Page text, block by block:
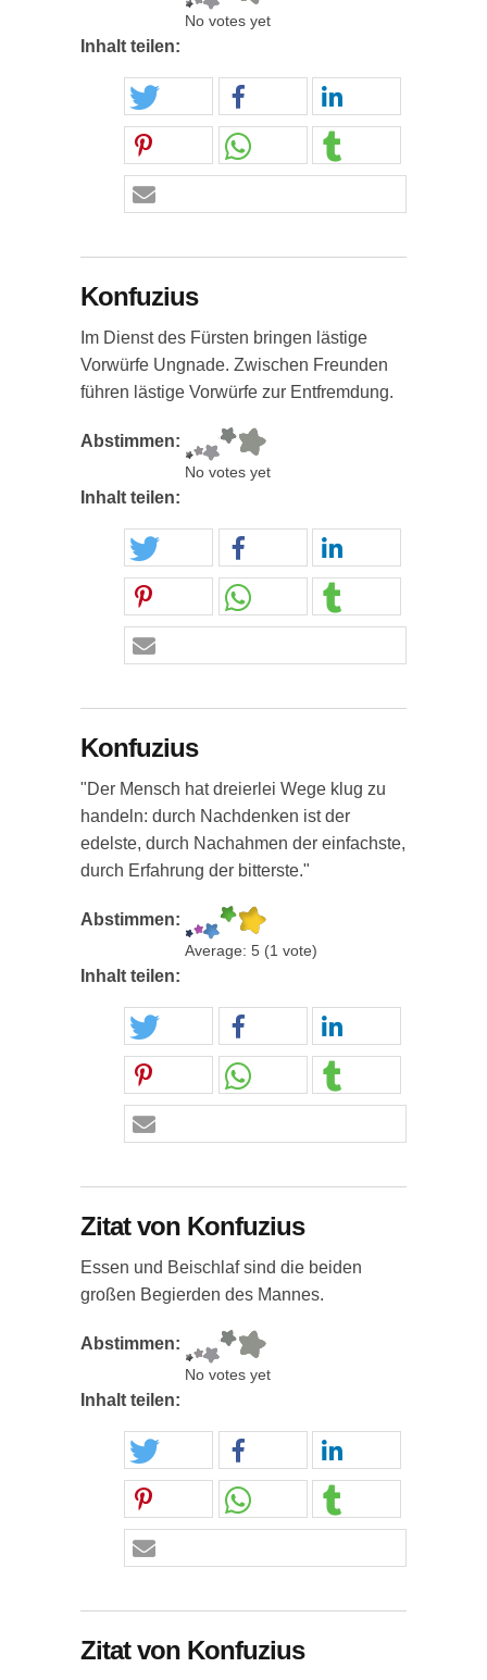
No votes yet
Inhalt teilen:
Konfuzius
Im Dienst des Fürsten bringen lästige
Vorwürfe Ungnade. Zwischen Freunden
führen lästige Vorwürfe zur Entfremdung.
Abstimmen:
No votes yet
Inhalt teilen:
Konfuzius
"Der Mensch hat dreierlei Wege klug zu
handeln: durch Nachdenken ist der
edelste, durch Nachahmen der einfachste,
durch Erfahrung der bitterste."
Abstimmen:
Average: 5 (1 vote)
Inhalt teilen:
Zitat von Konfuzius
Essen und Beischlaf sind die beiden
großen Begierden des Mannes.
Abstimmen:
No votes yet
Inhalt teilen:
Zitat von Konfuzius